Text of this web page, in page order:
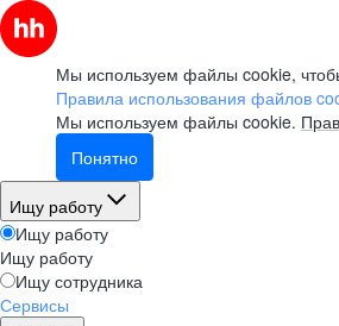
Мы используем файлы cookie,
Правила использования файлов
Мы используем файлы cookie.
Понятно
Ищу работу
Ищу работу
Ищу работу
Ищу сотрудника
Сервисы